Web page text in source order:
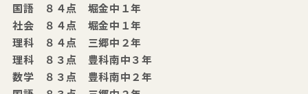
国語 ８４点 堀金中１年
社会 ８４点 堀金中１年
理科 ８４点 三郷中２年
理科 ８３点 豊科南中３年
数学 ８３点 豊科南中２年